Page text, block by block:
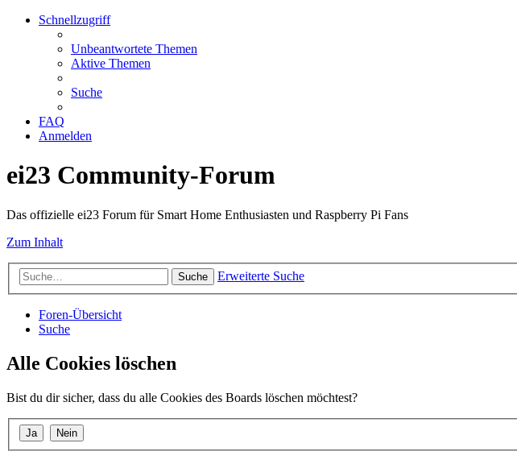
Schnellzugriff
Unbeantwortete Themen
Aktive Themen
Suche
FAQ
Anmelden
ei23 Community-Forum
Das offizielle ei23 Forum für Smart Home Enthusiasten und Raspberry Pi Fans
Zum Inhalt
Suche Erweiterte Suche
Foren-Übersicht
Suche
Alle Cookies löschen
Bist du dir sicher, dass du alle Cookies des Boards löschen möchtest?